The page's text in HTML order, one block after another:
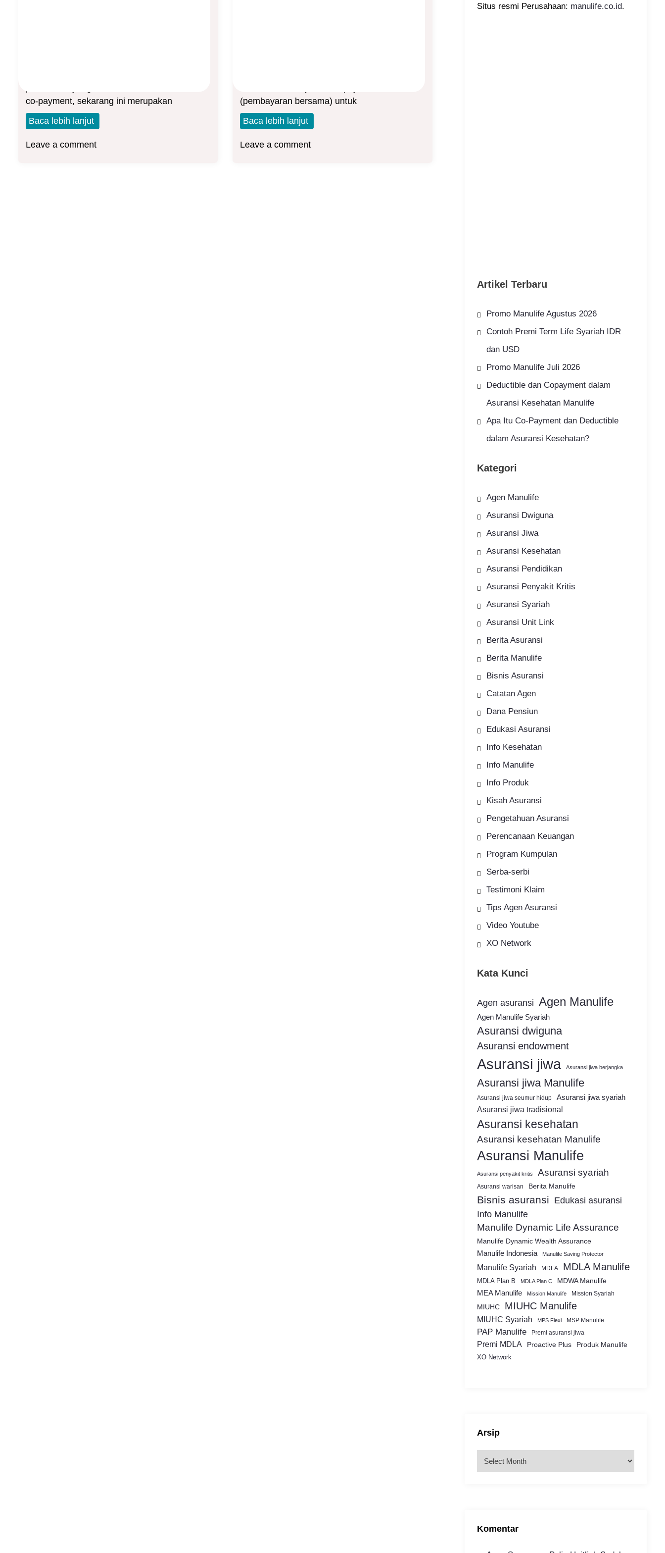
co-payment, sekarang ini merupakan
Baca lebih lanjut
Leave a comment
(pembayaran bersama) untuk
Baca lebih lanjut
Leave a comment
Situs resmi Perusahaan: manulife.co.id.
Artikel Terbaru
Promo Manulife Agustus 2026
Contoh Premi Term Life Syariah IDR
dan USD
Promo Manulife Juli 2026
Deductible dan Copayment dalam
Asuransi Kesehatan Manulife
Apa Itu Co-Payment dan Deductible
dalam Asuransi Kesehatan?
Kategori
Agen Manulife
Asuransi Dwiguna
Asuransi Jiwa
Asuransi Kesehatan
Asuransi Pendidikan
Asuransi Penyakit Kritis
Asuransi Syariah
Asuransi Unit Link
Berita Asuransi
Berita Manulife
Bisnis Asuransi
Catatan Agen
Dana Pensiun
Edukasi Asuransi
Info Kesehatan
Info Manulife
Info Produk
Kisah Asuransi
Pengetahuan Asuransi
Perencanaan Keuangan
Program Kumpulan
Serba-serbi
Testimoni Klaim
Tips Agen Asuransi
Video Youtube
XO Network
Kata Kunci
Agen asuransi Agen Manulife
Agen Manulife Syariah
Asuransi dwiguna
Asuransi endowment
Asuransi jiwa Asuransi jiwa berjangka
Asuransi jiwa Manulife
Asuransi jiwa seumur hidup Asuransi jiwa syariah
Asuransi jiwa tradisional
Asuransi kesehatan
Asuransi kesehatan Manulife
Asuransi Manulife
Asuransi penyakit kritis Asuransi syariah
Asuransi warisan Berita Manulife
Bisnis asuransi Edukasi asuransi
Info Manulife
Manulife Dynamic Life Assurance
Manulife Dynamic Wealth Assurance
Manulife Indonesia
Manulife Saving Protector
Manulife Syariah MDLA MDLA Manulife
MDLA Plan B MDLA Plan C MDWA Manulife
MEA Manulife Mission Manulife Mission Syariah
MIUHC MIUHC Manulife
MIUHC Syariah MPS Flexi MSP Manulife
PAP Manulife Premi asuransi jiwa
Premi MDLA Proactive Plus Produk Manulife
XO Network
Arsip
Komentar